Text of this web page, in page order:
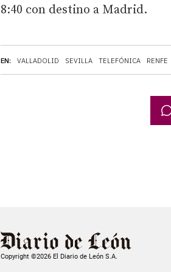
EN: VALLADOLID SEVILLA TELEFÓNICA RENFE
8:40 con destino a Madrid.
Copyright ©2026 El Diario de León S.A.